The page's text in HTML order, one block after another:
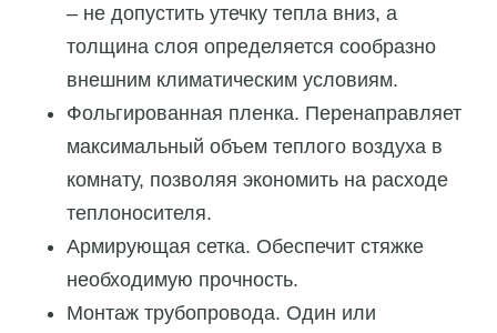
– не допустить утечку тепла вниз, а
толщина слоя определяется сообразно
внешним климатическим условиям.
Фольгированная пленка. Перенаправляет
максимальный объем теплого воздуха в
комнату, позволяя экономить на расходе
теплоносителя.
Армирующая сетка. Обеспечит стяжке
необходимую прочность.
Монтаж трубопровода. Один или